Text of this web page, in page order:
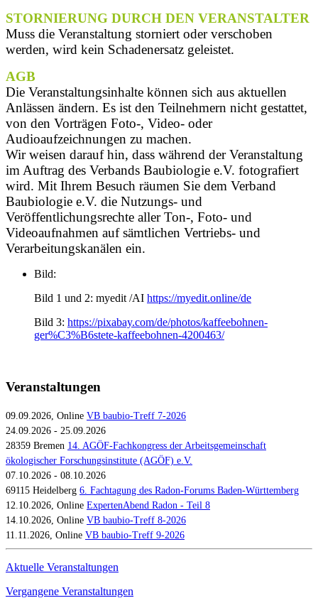
STORNIERUNG DURCH DEN VERANSTALTER
Muss die Veranstaltung storniert oder verschoben
werden, wird kein Schadenersatz geleistet.
AGB
Die Veranstaltungsinhalte können sich aus aktuellen
Anlässen ändern. Es ist den Teilnehmern nicht gestattet,
von den Vorträgen Foto-, Video- oder
Audioaufzeichnungen zu machen.
Wir weisen darauf hin, dass während der Veranstaltung
im Auftrag des Verbands Baubiologie e.V. fotografiert
wird. Mit Ihrem Besuch räumen Sie dem Verband
Baubiologie e.V. die Nutzungs- und
Veröffentlichungsrechte aller Ton-, Foto- und
Videoaufnahmen auf sämtlichen Vertriebs- und
Verarbeitungskanälen ein.
Bild:
Bild 1 und 2: myedit /AI https://myedit.online/de
Bild 3: https://pixabay.com/de/photos/kaffeebohnen-
ger%C3%B6stete-kaffeebohnen-4200463/
Veranstaltungen
09.09.2026, Online VB baubio-Treff 7-2026
24.09.2026 - 25.09.2026
28359 Bremen 14. AGÖF-Fachkongress der Arbeitsgemeinschaft
ökologischer Forschungsinstitute (AGÖF) e.V.
07.10.2026 - 08.10.2026
69115 Heidelberg 6. Fachtagung des Radon-Forums Baden-Württemberg
12.10.2026, Online ExpertenAbend Radon - Teil 8
14.10.2026, Online VB baubio-Treff 8-2026
11.11.2026, Online VB baubio-Treff 9-2026
Aktuelle Veranstaltungen
Vergangene Veranstaltungen